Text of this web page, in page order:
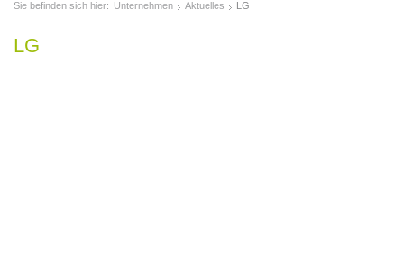
Sie befinden sich hier: Unternehmen Aktuelles LG
LG